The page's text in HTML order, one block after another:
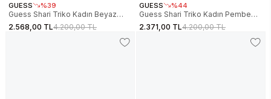
GUESS %39
Guess Shari Triko Kadın Beyaz
Etek V6RD07Z4652-G1O6
2.568,00 TL4.200,00 TL
GUESS %44
Guess Shari Triko Kadın Pembe
Etek V6RD07Z4652-G66E
2.371,00 TL4.200,00 TL